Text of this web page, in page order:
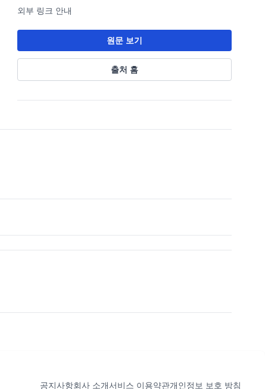
외부 링크 안내
원문 보기
출처 홈
공지사항회사 소개서비스 이용약관개인정보 보호 방침